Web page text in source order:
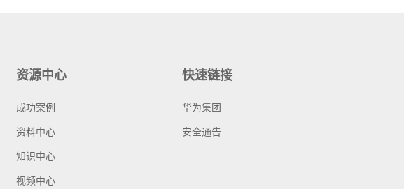
资源中心
成功案例
资料中心
知识中心
视频中心
快速链接
华为集团
安全通告